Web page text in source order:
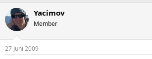
Yacimov
Member
27 Juni 2009